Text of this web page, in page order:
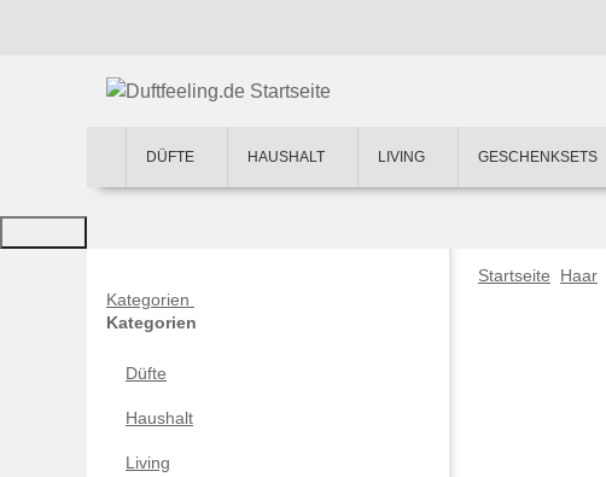
DÜFTE HAUSHALT LIVING GESCHENKSETS
Startseite Haar
Kategorien
Kategorien
Düfte
Haushalt
Living